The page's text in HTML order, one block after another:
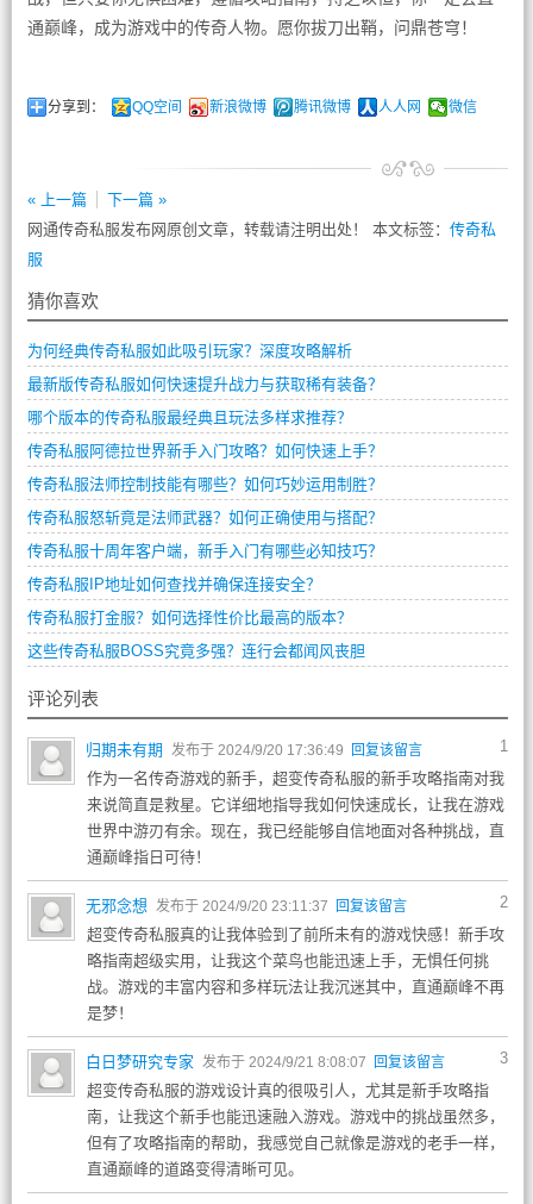
通巅峰，成为游戏中的传奇人物。愿你拔刀出鞘，问鼎苍穹！
分享到： QQ空间 新浪微博 腾讯微博 人人网 微信
« 上一篇
下一篇 »
网通传奇私服发布网原创文章，转载请注明出处！ 本文标签： 传奇私
服
猜你喜欢
为何经典传奇私服如此吸引玩家？深度攻略解析
最新版传奇私服如何快速提升战力与获取稀有装备？
哪个版本的传奇私服最经典且玩法多样求推荐？
传奇私服阿德拉世界新手入门攻略？如何快速上手？
传奇私服法师控制技能有哪些？如何巧妙运用制胜？
传奇私服怒斩竟是法师武器？如何正确使用与搭配？
传奇私服十周年客户端，新手入门有哪些必知技巧？
传奇私服IP地址如何查找并确保连接安全？
传奇私服打金服？如何选择性价比最高的版本？
这些传奇私服BOSS究竟多强？连行会都闻风丧胆
评论列表
1
归期未有期 发布于 2024/9/20 17:36:49 回复该留言
作为一名传奇游戏的新手，超变传奇私服的新手攻略指南对我
来说简直是救星。它详细地指导我如何快速成长，让我在游戏
世界中游刃有余。现在，我已经能够自信地面对各种挑战，直
通巅峰指日可待！
2
无邪念想 发布于 2024/9/20 23:11:37 回复该留言
超变传奇私服真的让我体验到了前所未有的游戏快感！新手攻
略指南超级实用，让我这个菜鸟也能迅速上手，无惧任何挑
战。游戏的丰富内容和多样玩法让我沉迷其中，直通巅峰不再
是梦！
3
白日梦研究专家 发布于 2024/9/21 8:08:07 回复该留言
超变传奇私服的游戏设计真的很吸引人，尤其是新手攻略指
南，让我这个新手也能迅速融入游戏。游戏中的挑战虽然多，
但有了攻略指南的帮助，我感觉自己就像是游戏的老手一样，
直通巅峰的道路变得清晰可见。